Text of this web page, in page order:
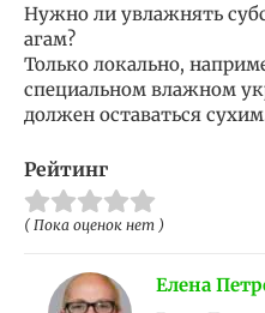
Нужно ли увлажнять
агам?
Только локально,
специальном влажном
должен оставаться
Рейтинг
( Пока оценок нет )
Елена